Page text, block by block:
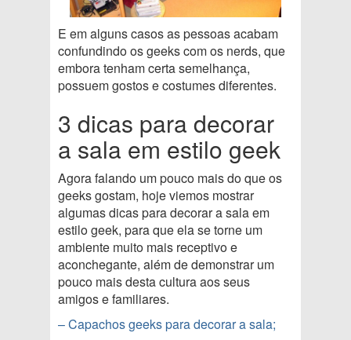
E em alguns casos as pessoas acabam
confundindo os geeks com os nerds, que
embora tenham certa semelhança,
possuem gostos e costumes diferentes.
3 dicas para decorar
a sala em estilo geek
Agora falando um pouco mais do que os
geeks gostam, hoje viemos mostrar
algumas dicas para decorar a sala em
estilo geek, para que ela se torne um
ambiente muito mais receptivo e
aconchegante, além de demonstrar um
pouco mais desta cultura aos seus
amigos e familiares.
– Capachos geeks para decorar a sala;